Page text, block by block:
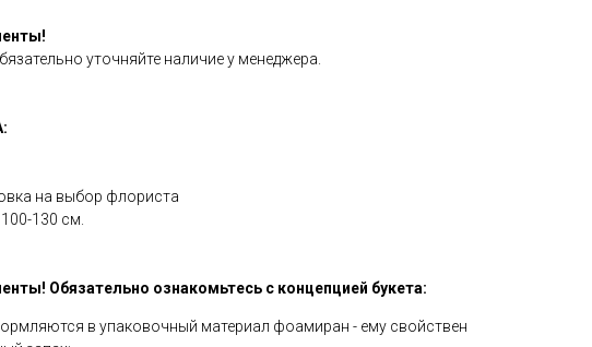
уточняйте наличие у менеджера.
на выбор флориста
100-130 см.
Обязательно ознакомьтесь с концепцией букета:
в упаковочный материал фоамиран - ему свойствен